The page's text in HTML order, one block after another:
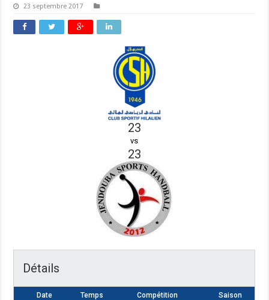
23 septembre 2017
23
vs
23
Détails
Date Temps Compétition Saison